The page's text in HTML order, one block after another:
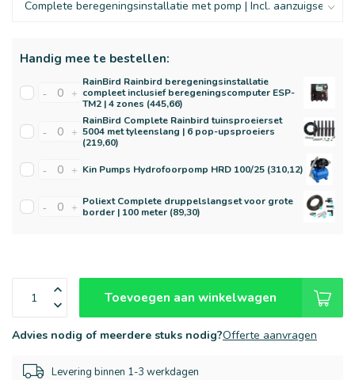
Handig mee te bestellen:
- +
RainBird Rainbird beregeningsinstallatie
compleet inclusief beregeningscomputer ESP-
TM2 | 4 zones (445,66)
- +
RainBird Complete Rainbird tuinsproeierset
5004 met tyleenslang | 6 pop-upsproeiers
(219,60)
- + Kin Pumps Hydrofoorpomp HRD 100/25 (310,12)
- + Poliext Complete druppelslangset voor grote
border | 100 meter (89,30)
Toevoegen aan winkelwagen
Advies nodig of meerdere stuks nodig?Offerte aanvragen
Levering binnen 1-3 werkdagen